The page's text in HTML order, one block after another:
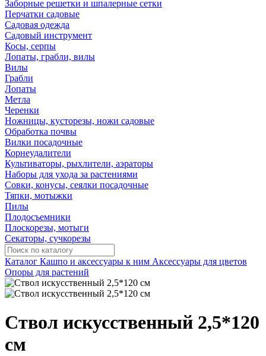
Заборные решетки и шпалерные сетки
Перчатки садовые
Садовая одежда
Садовый инструмент
Косы, серпы
Лопаты, грабли, вилы
Вилы
Грабли
Лопаты
Метла
Черенки
Ножницы, кусторезы, ножи садовые
Обработка почвы
Вилки посадочные
Корнеудалители
Культиваторы, рыхлители, аэраторы
Наборы для ухода за растениями
Совки, конусы, сеялки посадочные
Тяпки, мотыжки
Пилы
Плодосъемники
Плоскорезы, мотыги
Секаторы, сучкорезы
Каталог Кашпо и аксессуары к ним Аксессуары для цветов
Опоры для растений
Ствол искусственный 2,5*120
см